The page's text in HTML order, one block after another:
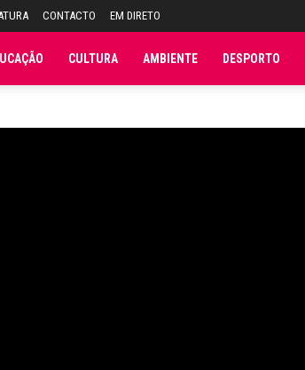
CONTACTO EM DIRETO
CULTURA AMBIENTE DESPORTO